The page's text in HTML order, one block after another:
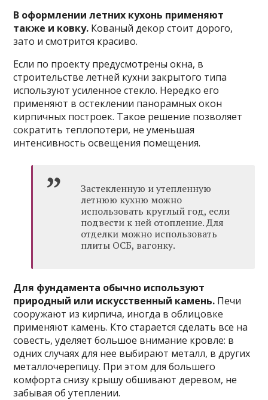
В оформлении летних кухонь применяют
также и ковку. Кованый декор стоит дорого,
зато и смотрится красиво.
Если по проекту предусмотрены окна, в
строительстве летней кухни закрытого типа
используют усиленное стекло. Нередко его
применяют в остеклении панорамных окон
кирпичных построек. Такое решение позволяет
сократить теплопотери, не уменьшая
интенсивность освещения помещения.
Застекленную и утепленную
летнюю кухню можно
использовать круглый год, если
подвести к ней отопление. Для
отделки можно использовать
плиты ОСБ, вагонку.
Для фундамента обычно используют
природный или искусственный камень. Печи
сооружают из кирпича, иногда в облицовке
применяют камень. Кто старается сделать все на
совесть, уделяет большое внимание кровле: в
одних случаях для нее выбирают металл, в других
металлочерепицу. При этом для большего
комфорта снизу крышу обшивают деревом, не
забывая об утеплении.